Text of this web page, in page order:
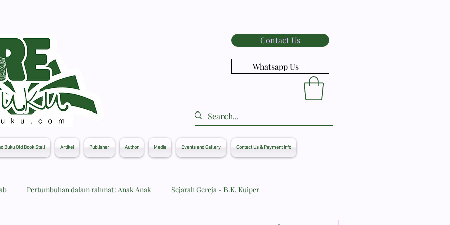
Contact Us
Whatsapp Us
Buku Old Book Stall Artikel Publisher Author Media Events and Gallery Contact Us & Payment info
Pertumbuhan dalam rahmat: Anak Anak Sejarah Gereja - B.K. Kuiper